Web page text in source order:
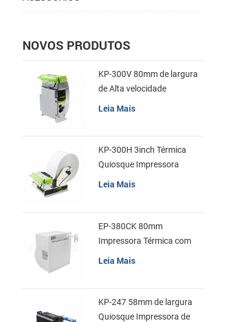
NOVOS PRODUTOS
KP-300V 80mm de largura
de Alta velocidade
Quiosque Impressora
Leia Mais
KP-300H 3inch Térmica
Quiosque Impressora
Módulo de
Leia Mais
EP-380CK 80mm
Impressora Térmica com
Tampa de Bloqueio
Leia Mais
KP-247 58mm de largura
Quiosque Impressora de